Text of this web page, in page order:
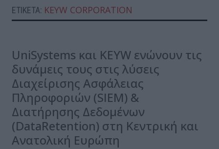
ΕΤΙΚΈΤΑ: KEYW CORPORATION
UniSystems και KEYW ενώνουν τις
δυνάμεις τους στις λύσεις
Διαχείρισης Ασφάλειας
Πληροφοριών (SIEM) &
Διατήρησης Δεδομένων
(DataRetention) στη Κεντρική και
Ανατολική Ευρώπη